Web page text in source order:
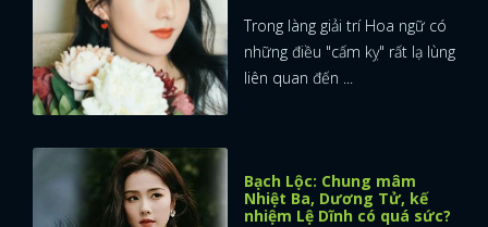
Trong làng giải trí Hoa ngữ có
những điều "cấm kỵ" rất lạ lùng
liên quan đến ...
Bạch Lộc: Chung mâm
Nhiệt Ba, Dương Tử, kế
nhiệm Lệ Dĩnh có quá sức?